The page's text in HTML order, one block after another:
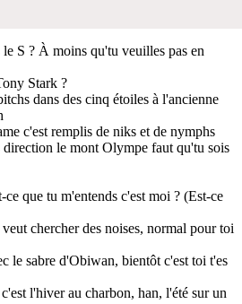
S ? À moins qu'tu veuilles pas en
Stark ?
dans des cinq étoiles à l'ancienne
c'est remplis de niks et de nymphs
le mont Olympe faut qu'tu sois
que tu m'entends c'est moi ? (Est-ce
chercher des noises, normal pour toi
le sabre d'Obiwan, bientôt c'est toi t'es
l'hiver au charbon, han, l'été sur un